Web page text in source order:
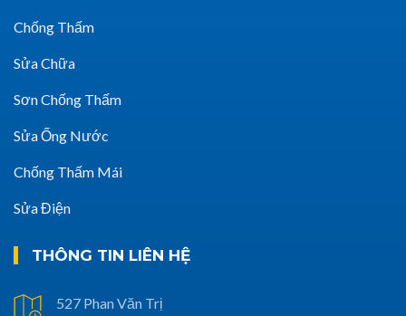
Chống Thấm
Sửa Chữa
Sơn Chống Thấm
Sửa Ống Nước
Chống Thấm Mái
Sửa Điện
THÔNG TIN LIÊN HỆ
527 Phan Văn Trị